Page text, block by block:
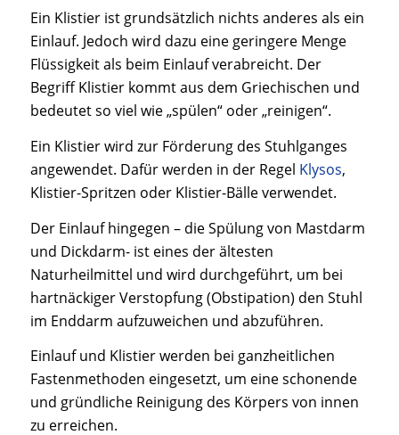
Ein Klistier ist grundsätzlich nichts anderes als ein
Einlauf. Jedoch wird dazu eine geringere Menge
Flüssigkeit als beim Einlauf verabreicht. Der
Begriff Klistier kommt aus dem Griechischen und
bedeutet so viel wie „spülen“ oder „reinigen“.
Ein Klistier wird zur Förderung des Stuhlganges
angewendet. Dafür werden in der Regel Klysos,
Klistier-Spritzen oder Klistier-Bälle verwendet.
Der Einlauf hingegen – die Spülung von Mastdarm
und Dickdarm- ist eines der ältesten
Naturheilmittel und wird durchgeführt, um bei
hartnäckiger Verstopfung (Obstipation) den Stuhl
im Enddarm aufzuweichen und abzuführen.
Einlauf und Klistier werden bei ganzheitlichen
Fastenmethoden eingesetzt, um eine schonende
und gründliche Reinigung des Körpers von innen
zu erreichen.